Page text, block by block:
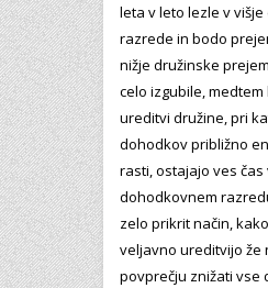
leta v leto lezle v
razrede in bodo
nižje družinske
celo izgubile,
ureditvi družine, pri
dohodkov približno
rasti, ostajajo ves čas
dohodkovnem
zelo prikrit način,
veljavno ureditvijo že
povprečju znižati vse